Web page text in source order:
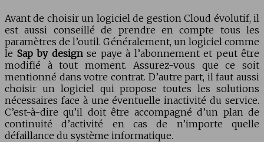
Avant de choisir un logiciel de gestion Cloud évolutif, il
est aussi conseillé de prendre en compte tous les
paramètres de l’outil. Généralement, un logiciel comme
le Sap by designse paye à l’abonnement et peut être
modifié à tout moment. Assurez-vous que ce soit
mentionné dans votre contrat. D’autre part, il faut aussi
choisir un logiciel qui propose toutes les solutions
nécessaires face à une éventuelle inactivité du service.
C’est-à-dire qu’il doit être accompagné d’un plan de
continuité d’activité en cas de n’importe quelle
défaillance du système informatique.